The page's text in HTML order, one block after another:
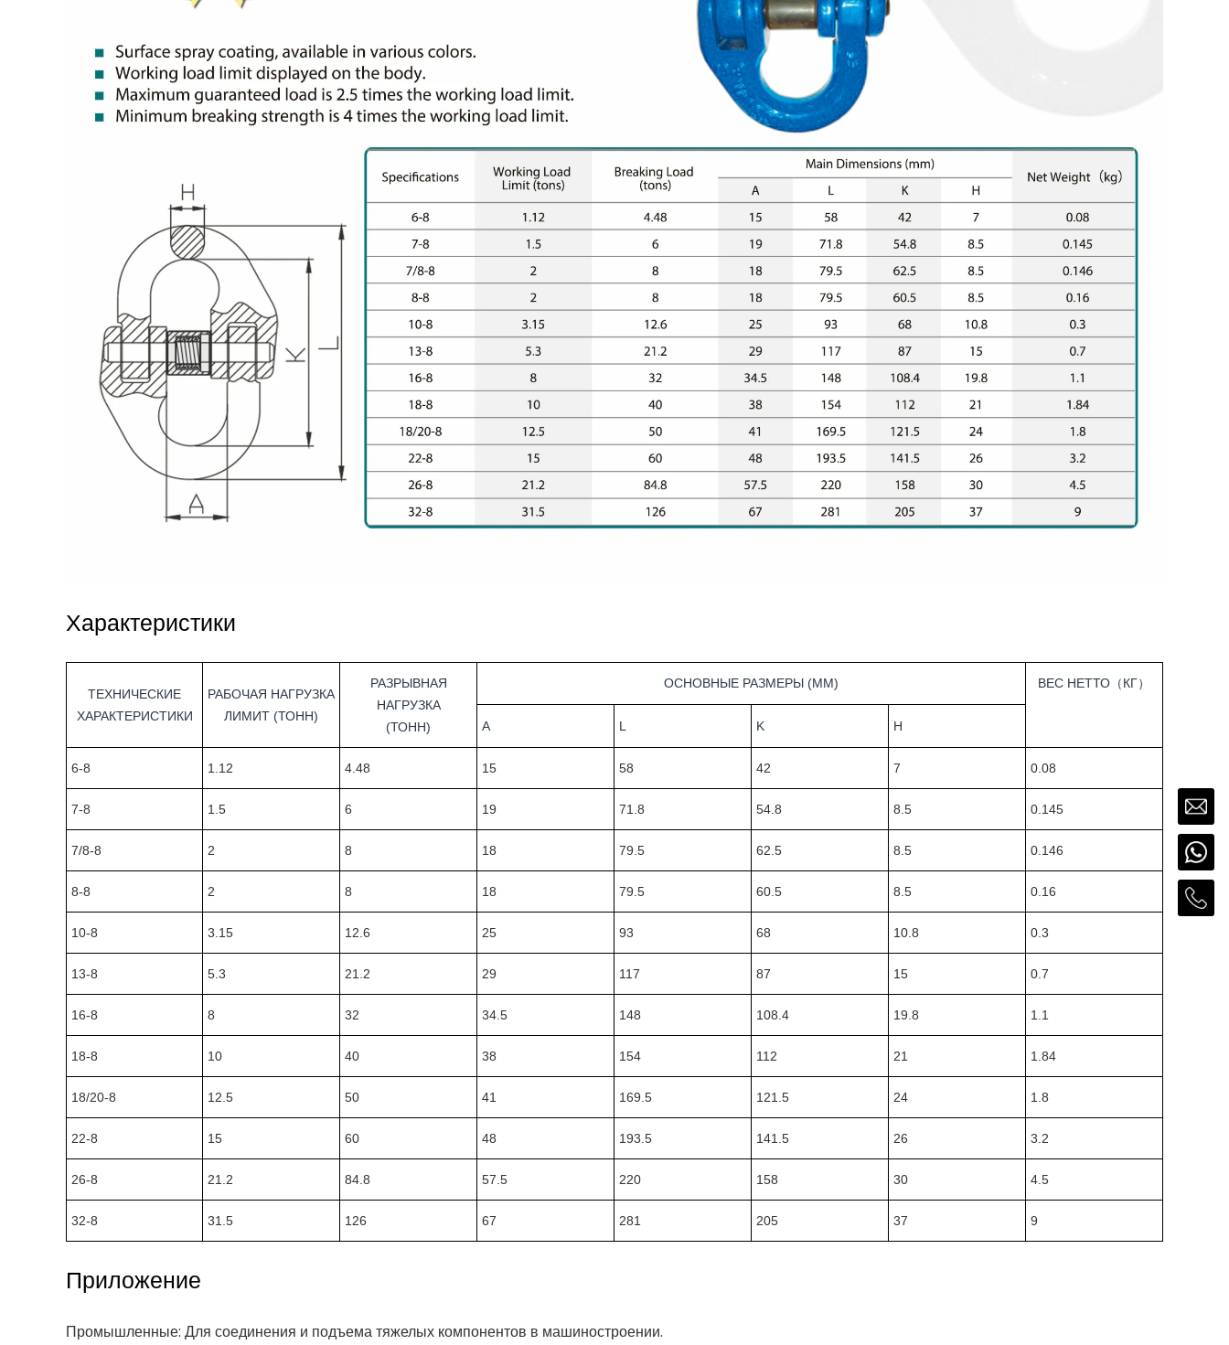
Характеристики
ТЕХНИЧЕСКИЕ
ХАРАКТЕРИСТИКИ
РАБОЧАЯ НАГРУЗКА
ЛИМИТ (ТОНН)
РАЗРЫВНАЯ
НАГРУЗКА
(ТОНН)
ОСНОВНЫЕ РАЗМЕРЫ (ММ) ВЕС НЕТТО（КГ）
A L K H
6-8 1.12 4.48 15 58 42 7 0.08
7-8 1.5 6 19 71.8 54.8 8.5 0.145
7/8-8 2 8 18 79.5 62.5 8.5 0.146
8-8 2 8 18 79.5 60.5 8.5 0.16
10-8 3.15 12.6 25 93 68 10.8 0.3
13-8 5.3 21.2 29 117 87 15 0.7
16-8 8 32 34.5 148 108.4 19.8 1.1
18-8 10 40 38 154 112 21 1.84
18/20-8 12.5 50 41 169.5 121.5 24 1.8
22-8 15 60 48 193.5 141.5 26 3.2
26-8 21.2 84.8 57.5 220 158 30 4.5
32-8 31.5 126 67 281 205 37 9
Приложение
Промышленные: Для соединения и подъема тяжелых компонентов в машиностроении.